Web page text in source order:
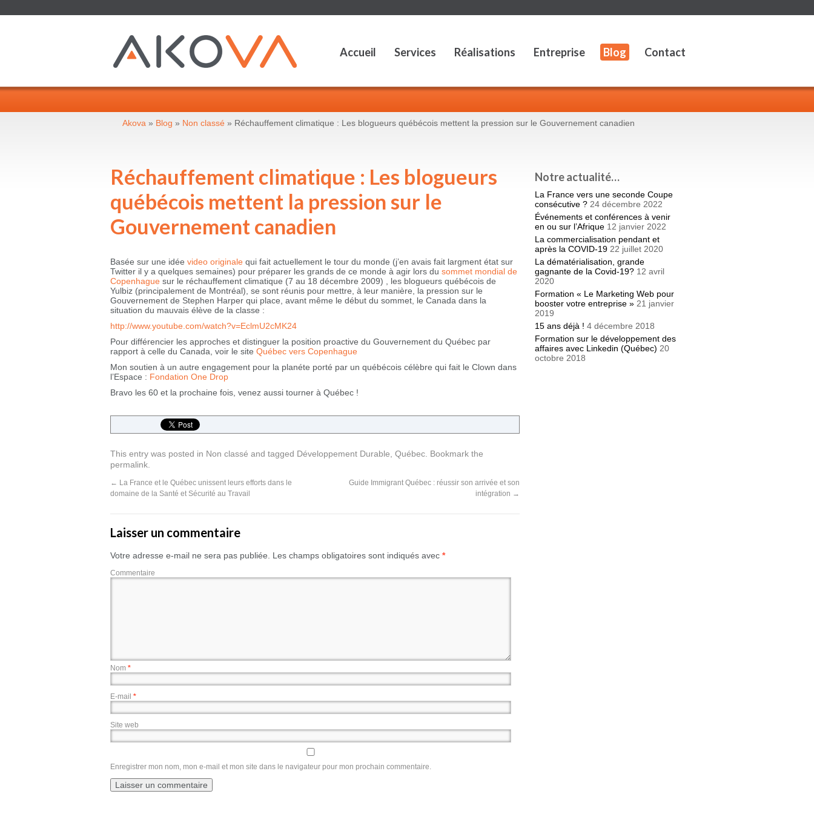
Accueil Services Réalisations Entreprise Blog Contact
Akova » Blog » Non classé » Réchauffement climatique : Les blogueurs québécois mettent la pression sur le Gouvernement canadien
Réchauffement climatique : Les blogueurs
québécois mettent la pression sur le
Gouvernement canadien
Basée sur une idée video originale qui fait actuellement le tour du monde (j’en avais fait largment état sur
Twitter il y a quelques semaines) pour préparer les grands de ce monde à agir lors du sommet mondial de
Copenhague sur le réchauffement climatique (7 au 18 décembre 2009) , les blogueurs québécois de
Yulbiz (principalement de Montréal), se sont réunis pour mettre, à leur manière, la pression sur le
Gouvernement de Stephen Harper qui place, avant même le début du sommet, le Canada dans la
situation du mauvais élève de la classe :
http://www.youtube.com/watch?v=EclmU2cMK24
Pour différencier les approches et distinguer la position proactive du Gouvernement du Québec par
rapport à celle du Canada, voir le site Québec vers Copenhague
Mon soutien à un autre engagement pour la planéte porté par un québécois célèbre qui fait le Clown dans
l’Espace : Fondation One Drop
Bravo les 60 et la prochaine fois, venez aussi tourner à Québec !
This entry was posted in Non classé and tagged Développement Durable Québec . Bookmark the
permalink
← La France et le Québec unissent leurs efforts dans le
domaine de la Santé et Sécurité au Travail
Guide Immigrant Québec : réussir son arrivée et son
intégration →
Laisser un commentaire
Votre adresse e-mail ne sera pas publiée. Les champs obligatoires sont indiqués avec *
Commentaire
Nom *
E-mail *
Site web
Enregistrer mon nom, mon e-mail et mon site dans le navigateur pour mon prochain commentaire.
Notre actualité…
La France vers une seconde Coupe
consécutive ? 24 décembre 2022
Événements et conférences à venir
en ou sur l’Afrique 12 janvier 2022
La commercialisation pendant et
après la COVID-19 22 juillet 2020
La dématérialisation, grande
gagnante de la Covid-19? 12 avril
2020
Formation « Le Marketing Web pour
booster votre entreprise » 21 janvier
2019
15 ans déjà ! 4 décembre 2018
Formation sur le développement des
affaires avec Linkedin (Québec) 20
octobre 2018